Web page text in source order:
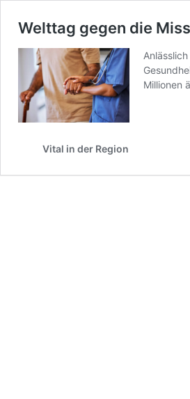
Welttag gegen die
Millionen
Vital in der Region